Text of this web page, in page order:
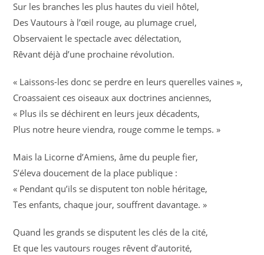
Sur les branches les plus hautes du vieil hôtel,
Des Vautours à l’œil rouge, au plumage cruel,
Observaient le spectacle avec délectation,
Rêvant déjà d’une prochaine révolution.
« Laissons-les donc se perdre en leurs querelles vaines »,
Croassaient ces oiseaux aux doctrines anciennes,
« Plus ils se déchirent en leurs jeux décadents,
Plus notre heure viendra, rouge comme le temps. »
Mais la Licorne d’Amiens, âme du peuple fier,
S’éleva doucement de la place publique :
« Pendant qu’ils se disputent ton noble héritage,
Tes enfants, chaque jour, souffrent davantage. »
Quand les grands se disputent les clés de la cité,
Et que les vautours rouges rêvent d’autorité,